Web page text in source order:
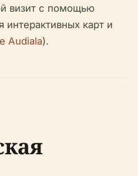
визит с помощью
карт и
Audiala).